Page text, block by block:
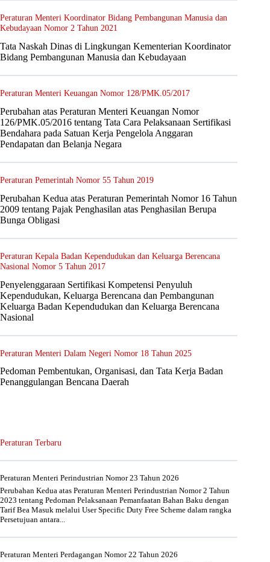
Peraturan Menteri Koordinator Bidang Pembangunan Manusia dan
Kebudayaan Nomor 2 Tahun 2021
Tata Naskah Dinas di Lingkungan Kementerian Koordinator
Bidang Pembangunan Manusia dan Kebudayaan
Peraturan Menteri Keuangan Nomor 128/PMK.05/2017
Perubahan atas Peraturan Menteri Keuangan Nomor
126/PMK.05/2016 tentang Tata Cara Pelaksanaan Sertifikasi
Bendahara pada Satuan Kerja Pengelola Anggaran
Pendapatan dan Belanja Negara
Peraturan Pemerintah Nomor 55 Tahun 2019
Perubahan Kedua atas Peraturan Pemerintah Nomor 16 Tahun
2009 tentang Pajak Penghasilan atas Penghasilan Berupa
Bunga Obligasi
Peraturan Kepala Badan Kependudukan dan Keluarga Berencana
Nasional Nomor 5 Tahun 2017
Penyelenggaraan Sertifikasi Kompetensi Penyuluh
Kependudukan, Keluarga Berencana dan Pembangunan
Keluarga Badan Kependudukan dan Keluarga Berencana
Nasional
Peraturan Menteri Dalam Negeri Nomor 18 Tahun 2025
Pedoman Pembentukan, Organisasi, dan Tata Kerja Badan
Penanggulangan Bencana Daerah
Peraturan Terbaru
Peraturan Menteri Perindustrian Nomor 23 Tahun 2026
Perubahan Kedua atas Peraturan Menteri Perindustrian Nomor 2 Tahun
2023 tentang Pedoman Pelaksanaan Pemanfaatan Bahan Baku dengan
Tarif Bea Masuk melalui User Specific Duty Free Scheme dalam rangka
Persetujuan antara...
Peraturan Menteri Perdagangan Nomor 22 Tahun 2026